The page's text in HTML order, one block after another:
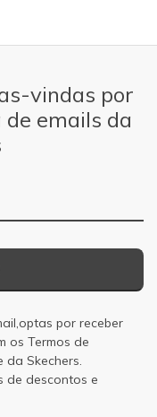
vindas por
emails da
por receber
os Termos de
da Skechers.
de descontos e